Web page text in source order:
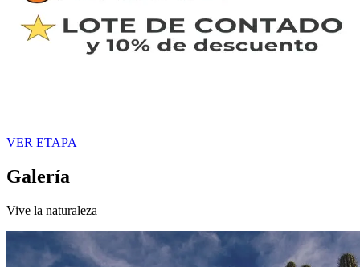
VER ETAPA
Galería
Vive la naturaleza